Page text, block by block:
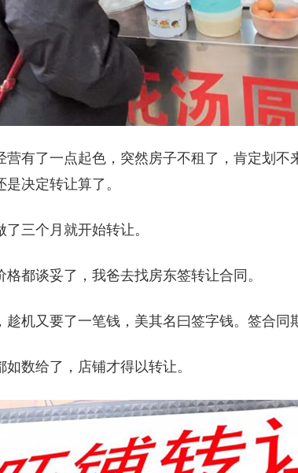
营有了一点起色，突然房子不租了，肯定划不
决定转让算了。
三个月就开始转让。
都谈妥了，我爸去找房东签转让合同。
趁机又要了一笔钱，美其名曰签字钱。签合同
数给了，店铺才得以转让。